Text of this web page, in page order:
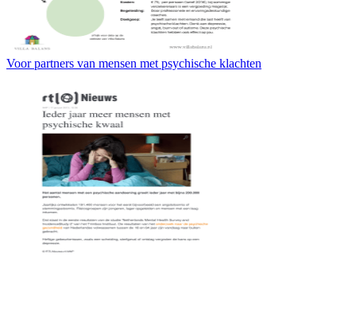
Voor partners van mensen met psychische klachten